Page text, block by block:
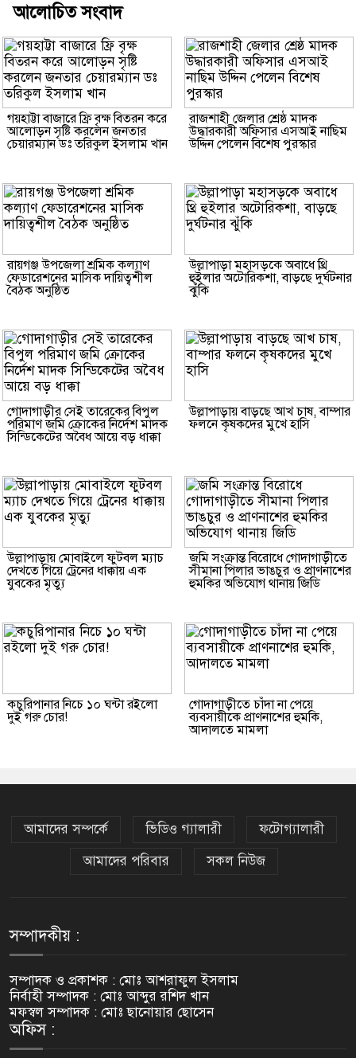
আলোচিত সংবাদ
গয়হাট্টা বাজারে ফ্রি বৃক্ষ বিতরন করে
আলোড়ন সৃষ্টি করলেন জনতার
চেয়ারম্যান ডঃ তরিকুল ইসলাম খান
রাজশাহী জেলার শ্রেষ্ঠ মাদক
উদ্ধারকারী অফিসার এসআই নাছিম
উদ্দিন পেলেন বিশেষ পুরস্কার
রায়গঞ্জ উপজেলা শ্রমিক কল্যাণ
ফেডারেশনের মাসিক দায়িত্বশীল
বৈঠক অনুষ্ঠিত
উল্লাপাড়া মহাসড়কে অবাধে থ্রি
হুইলার অটোরিকশা, বাড়ছে দুর্ঘটনার
ঝুঁকি
গোদাগাড়ীর সেই তারেকের বিপুল
পরিমাণ জমি ক্রোকের নির্দেশ মাদক
সিন্ডিকেটের অবৈধ আয়ে বড় ধাক্কা
উল্লাপাড়ায় বাড়ছে আখ চাষ, বাম্পার
ফলনে কৃষকদের মুখে হাসি
উল্লাপাড়ায় মোবাইলে ফুটবল ম্যাচ
দেখতে গিয়ে ট্রেনের ধাক্কায় এক
যুবকের মৃত্যু
জমি সংক্রান্ত বিরোধে গোদাগাড়ীতে
সীমানা পিলার ভাঙচুর ও প্রাণনাশের
হুমকির অভিযোগ থানায় জিডি
কচুরিপানার নিচে ১০ ঘন্টা রইলো
দুই গরু চোর!
গোদাগাড়ীতে চাঁদা না পেয়ে
ব্যবসায়ীকে প্রাণনাশের হুমকি,
আদালতে মামলা
আমাদের সম্পর্কে ভিডিও গ্যালারী
ফটোগ্যালারী
আমাদের পরিবার
সকল নিউজ
সম্পাদকীয় :
সম্পাদক ও প্রকাশক : মোঃ আশরাফুল ইসলাম
নির্বাহী সম্পাদক : মোঃ আব্দুর রশিদ খান
মফস্বল সম্পাদক : মোঃ ছানোয়ার ছোসেন
অফিস :